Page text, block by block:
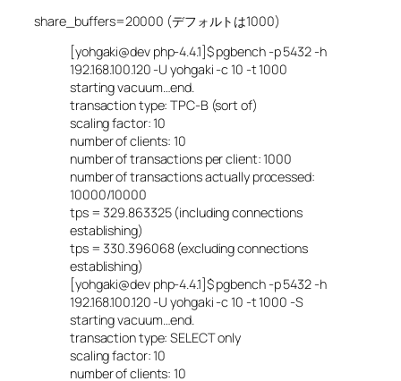
share_buffers=20000 (デフォルトは1000)
[yohgaki@dev php-4.4.1]$ pgbench -p 5432 -h
192.168.100.120 -U yohgaki -c 10 -t 1000
starting vacuum…end.
transaction type: TPC-B (sort of)
scaling factor: 10
number of clients: 10
number of transactions per client: 1000
number of transactions actually processed:
10000/10000
tps = 329.863325 (including connections
establishing)
tps = 330.396068 (excluding connections
establishing)
[yohgaki@dev php-4.4.1]$ pgbench -p 5432 -h
192.168.100.120 -U yohgaki -c 10 -t 1000 -S
starting vacuum…end.
transaction type: SELECT only
scaling factor: 10
number of clients: 10